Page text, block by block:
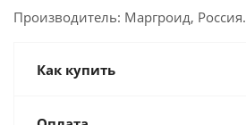
Производитель: Маргроид, Россия.
Как купить